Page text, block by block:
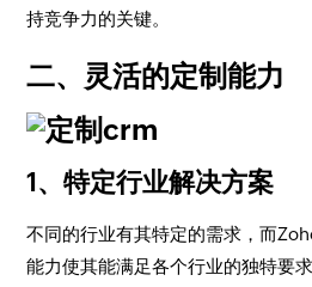
持竞争力的关键。
二、灵活的定制能力
1、特定行业解决方案
不同的行业有其特定的需求，而
能力使其能满足各个行业的独特要